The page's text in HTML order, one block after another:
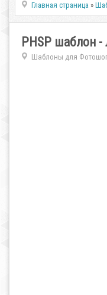
Главная страница »
PHSP шаблон -
Шаблоны для